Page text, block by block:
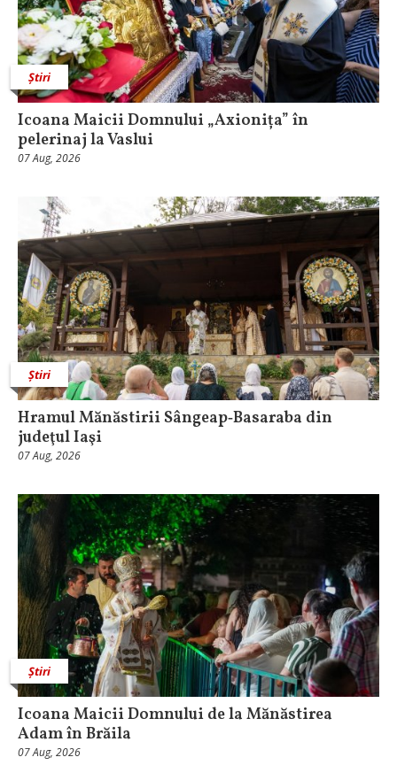
Știri
Icoana Maicii Domnului „Axionița” în
pelerinaj la Vaslui
07 Aug, 2026
Știri
Hramul Mănăstirii Sângeap‑Basaraba din
judeţul Iaşi
07 Aug, 2026
Știri
Icoana Maicii Domnului de la Mănăstirea
Adam în Brăila
07 Aug, 2026